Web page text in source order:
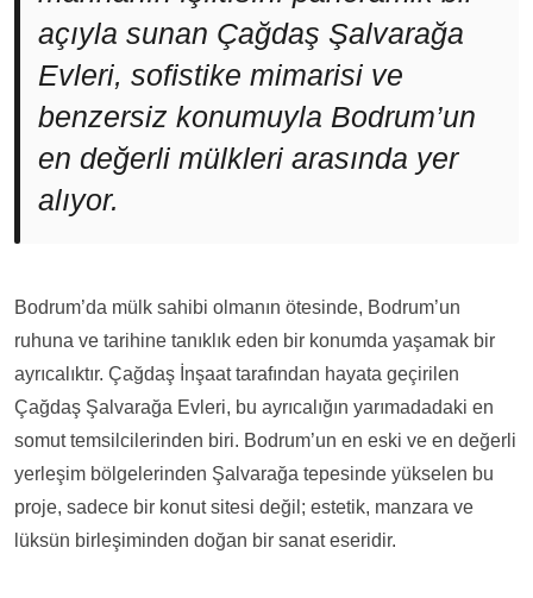
açıyla sunan Çağdaş Şalvarağa
Evleri, sofistike mimarisi ve
benzersiz konumuyla Bodrum’un
en değerli mülkleri arasında yer
alıyor.
Bodrum’da mülk sahibi olmanın ötesinde, Bodrum’un
ruhuna ve tarihine tanıklık eden bir konumda yaşamak bir
ayrıcalıktır. Çağdaş İnşaat tarafından hayata geçirilen
Çağdaş Şalvarağa Evleri, bu ayrıcalığın yarımadadaki en
somut temsilcilerinden biri. Bodrum’un en eski ve en değerli
yerleşim bölgelerinden Şalvarağa tepesinde yükselen bu
proje, sadece bir konut sitesi değil; estetik, manzara ve
lüksün birleşiminden doğan bir sanat eseridir.